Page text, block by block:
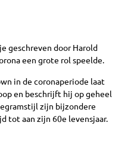
geschreven door Harold
een grote rol speelde.
in de coronaperiode laat
en beschrijft hij op geheel
zijn bijzondere
tot aan zijn 60e levensjaar.